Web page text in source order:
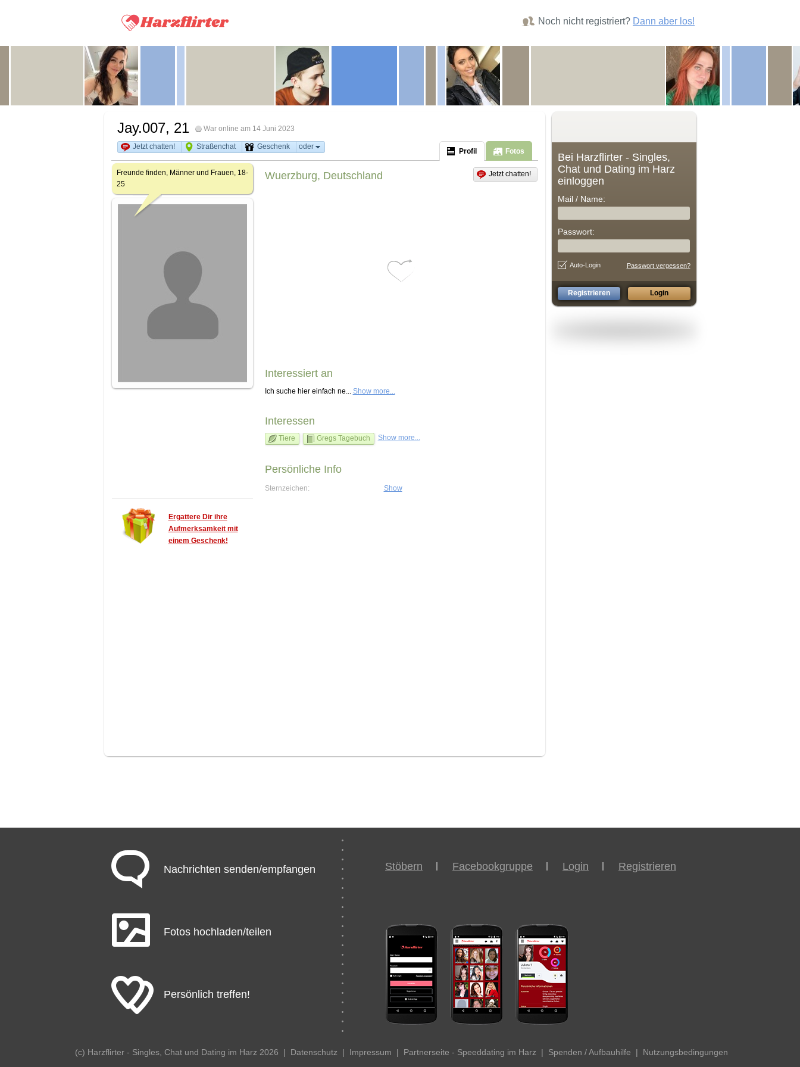
Noch nicht registriert? Dann aber los!
Jay.007, 21 War online am 14 Juni 2023
Jetzt chatten! Straßenchat Geschenk oder
Profil Fotos
Freunde finden, Männer und Frauen, 18-
25
Ergattere Dir ihre
Aufmerksamkeit mit
einem Geschenk!
Jetzt chatten!
Wuerzburg, Deutschland
Interessiert an
Ich suche hier einfach ne... Show more...
Interessen
Tiere Gregs Tagebuch Show more...
Persönliche Info
Sternzeichen: Show
Bei Harzflirter - Singles,
Chat und Dating im Harz
einloggen
Mail / Name:
Passwort:
Auto-Login Passwort vergessen?
Nachrichten senden/empfangen
Fotos hochladen/teilen
Persönlich treffen!
Stöbern Facebookgruppe Login Registrieren
(c) Harzflirter - Singles, Chat und Dating im Harz 2026 | Datenschutz | Impressum | Partnerseite - Speeddating im Harz | Spenden / Aufbauhilfe | Nutzungsbedingungen